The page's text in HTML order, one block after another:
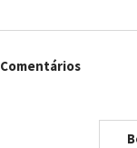
Comentários